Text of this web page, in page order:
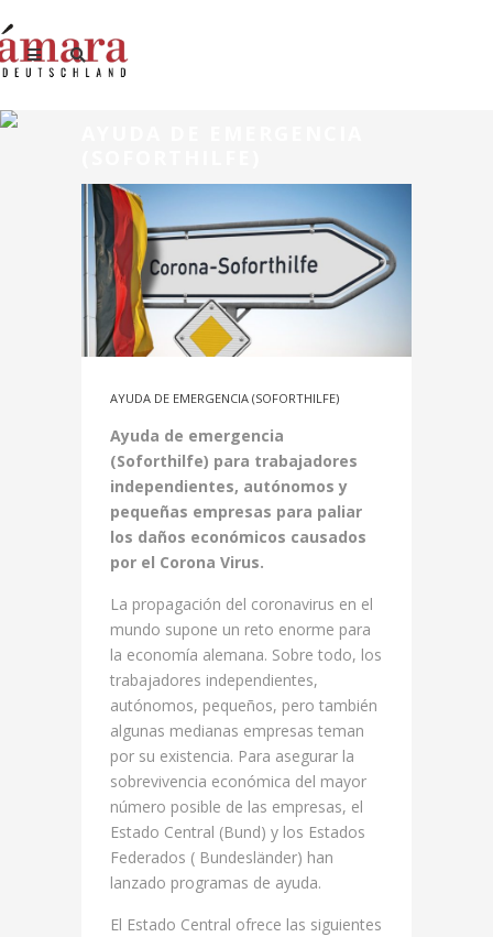
AYUDA DE EMERGENCIA (SOFORTHILFE)
Ayuda de emergencia
(Soforthilfe) para trabajadores
independientes, autónomos y
pequeñas empresas para paliar
los daños económicos causados
por el Corona Virus.
La propagación del coronavirus en el
mundo supone un reto enorme para
la economía alemana. Sobre todo, los
trabajadores independientes,
autónomos, pequeños, pero también
algunas medianas empresas teman
por su existencia. Para asegurar la
sobrevivencia económica del mayor
número posible de las empresas, el
Estado Central (Bund) y los Estados
Federados ( Bundesländer) han
lanzado programas de ayuda.
El Estado Central ofrece las siguientes